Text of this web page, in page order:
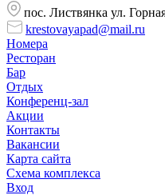
пос. Листвянка ул.
krestovayapad@mail.ru
Номера
Ресторан
Бар
Отдых
Конференц-зал
Акции
Контакты
Вакансии
Карта сайта
Cхема комплекса
Вход